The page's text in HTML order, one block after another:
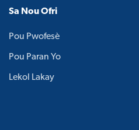
Sa Nou Ofri
Pou Pwofesè
Pou Paran Yo
Lekol Lakay